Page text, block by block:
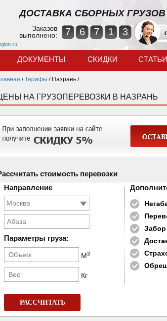
ДОСТАВКА СБОРНЫХ ГРУЗОВ
Заказов
выполнено:
7 6 7 1 3
ДОКУМЕНТЫ СКИДКИ СТАТЬИ
/Тарифы / Назрань /
НА ГРУЗОПЕРЕВОЗКИ В НАЗРАНЬ
стоимость перевозки
Направление
Абаза
Параметры груза:
М3
Кг
Забор
РАССЧИТАТЬ